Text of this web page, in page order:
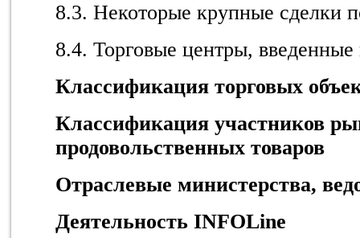
8.3. Некоторые крупные сделки
8.4. Торговые центры, введенные
Классификация торговых
Классификация участников
продовольственных товаров
Отраслевые министерства,
Деятельность INFOLine